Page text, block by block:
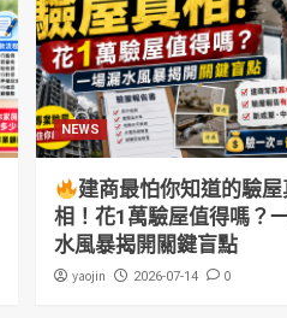
NEWS
建商最怕你知道的驗屋
相！花1萬驗屋值得嗎？
水風暴揭開關鍵盲點
yaojin 2026-07-14 0